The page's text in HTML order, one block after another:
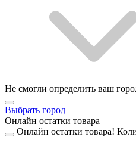
Не смогли определить ваш
Выбрать город
Онлайн остатки товара
Онлайн остатки товара!